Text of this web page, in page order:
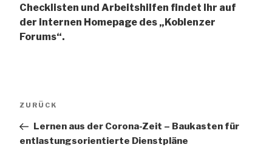
Checklisten und Arbeitshilfen findet Ihr auf
der internen Homepage des „Koblenzer
Forums“.
Vorheriger
ZURÜCK
Lernen aus der Corona-Zeit – Baukasten für
entlastungsorientierte Dienstpläne